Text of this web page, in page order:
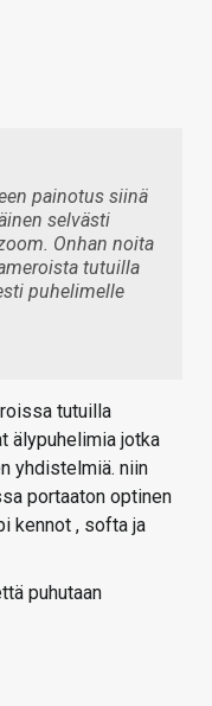
painotus siinä
selvästi
Onhan noita
tutuilla
puhelimelle
tutuilla
älypuhelimia jotka
yhdistelmiä. niin
portaaton optinen
kennot , softa ja
puhutaan